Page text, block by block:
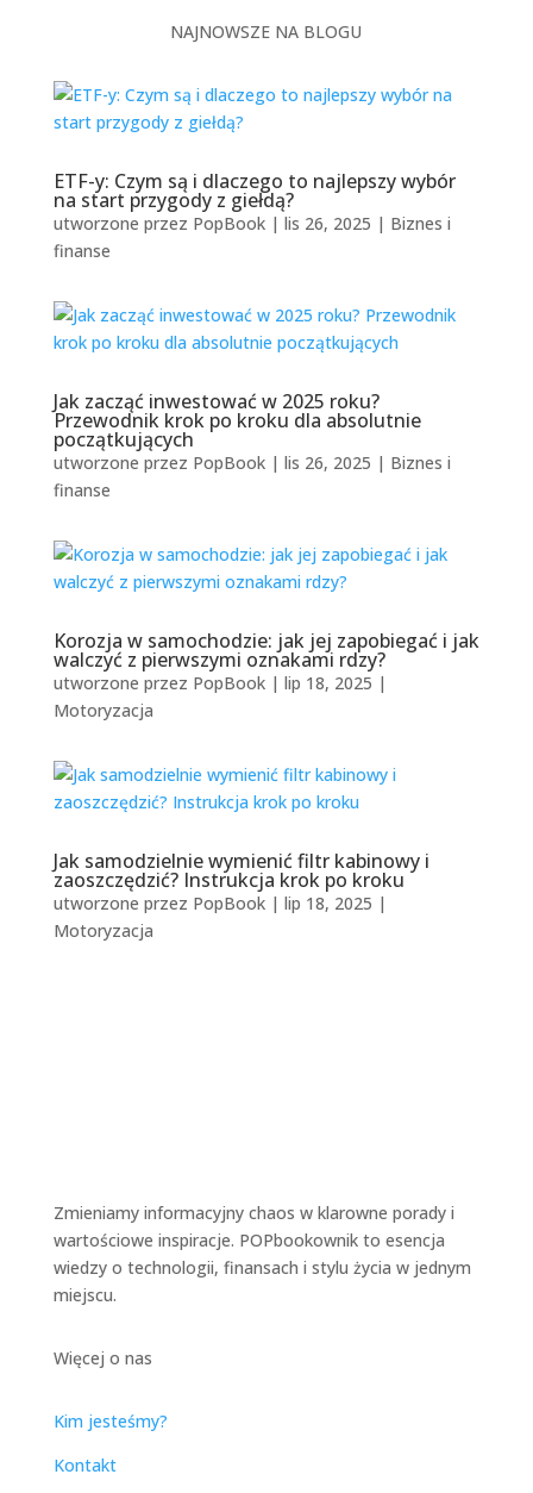
NAJNOWSZE NA BLOGU
ETF-y: Czym są i dlaczego to najlepszy wybór
na start przygody z giełdą?
utworzone przez PopBook| lis 26, 2025 | Biznes i
finanse
Jak zacząć inwestować w 2025 roku?
Przewodnik krok po kroku dla absolutnie
początkujących
utworzone przez PopBook| lis 26, 2025 | Biznes i
finanse
Korozja w samochodzie: jak jej zapobiegać i jak
walczyć z pierwszymi oznakami rdzy?
utworzone przez PopBook| lip 18, 2025 |
Motoryzacja
Jak samodzielnie wymienić filtr kabinowy i
zaoszczędzić? Instrukcja krok po kroku
utworzone przez PopBook| lip 18, 2025 |
Motoryzacja
Zmieniamy informacyjny chaos w klarowne porady i
wartościowe inspiracje. POPbookownik to esencja
wiedzy o technologii, finansach i stylu życia w jednym
miejscu.
Więcej o nas
Kim jesteśmy?
Kontakt